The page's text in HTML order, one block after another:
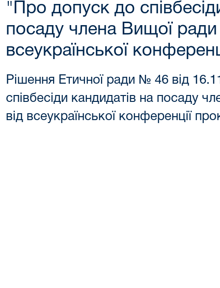
"Про допуск до
посаду члена Вищої ради
всеукраїнської
Рішення Етичної ради № 46 від
співбесіди кандидатів на посаду
від всеукраїнської конференції